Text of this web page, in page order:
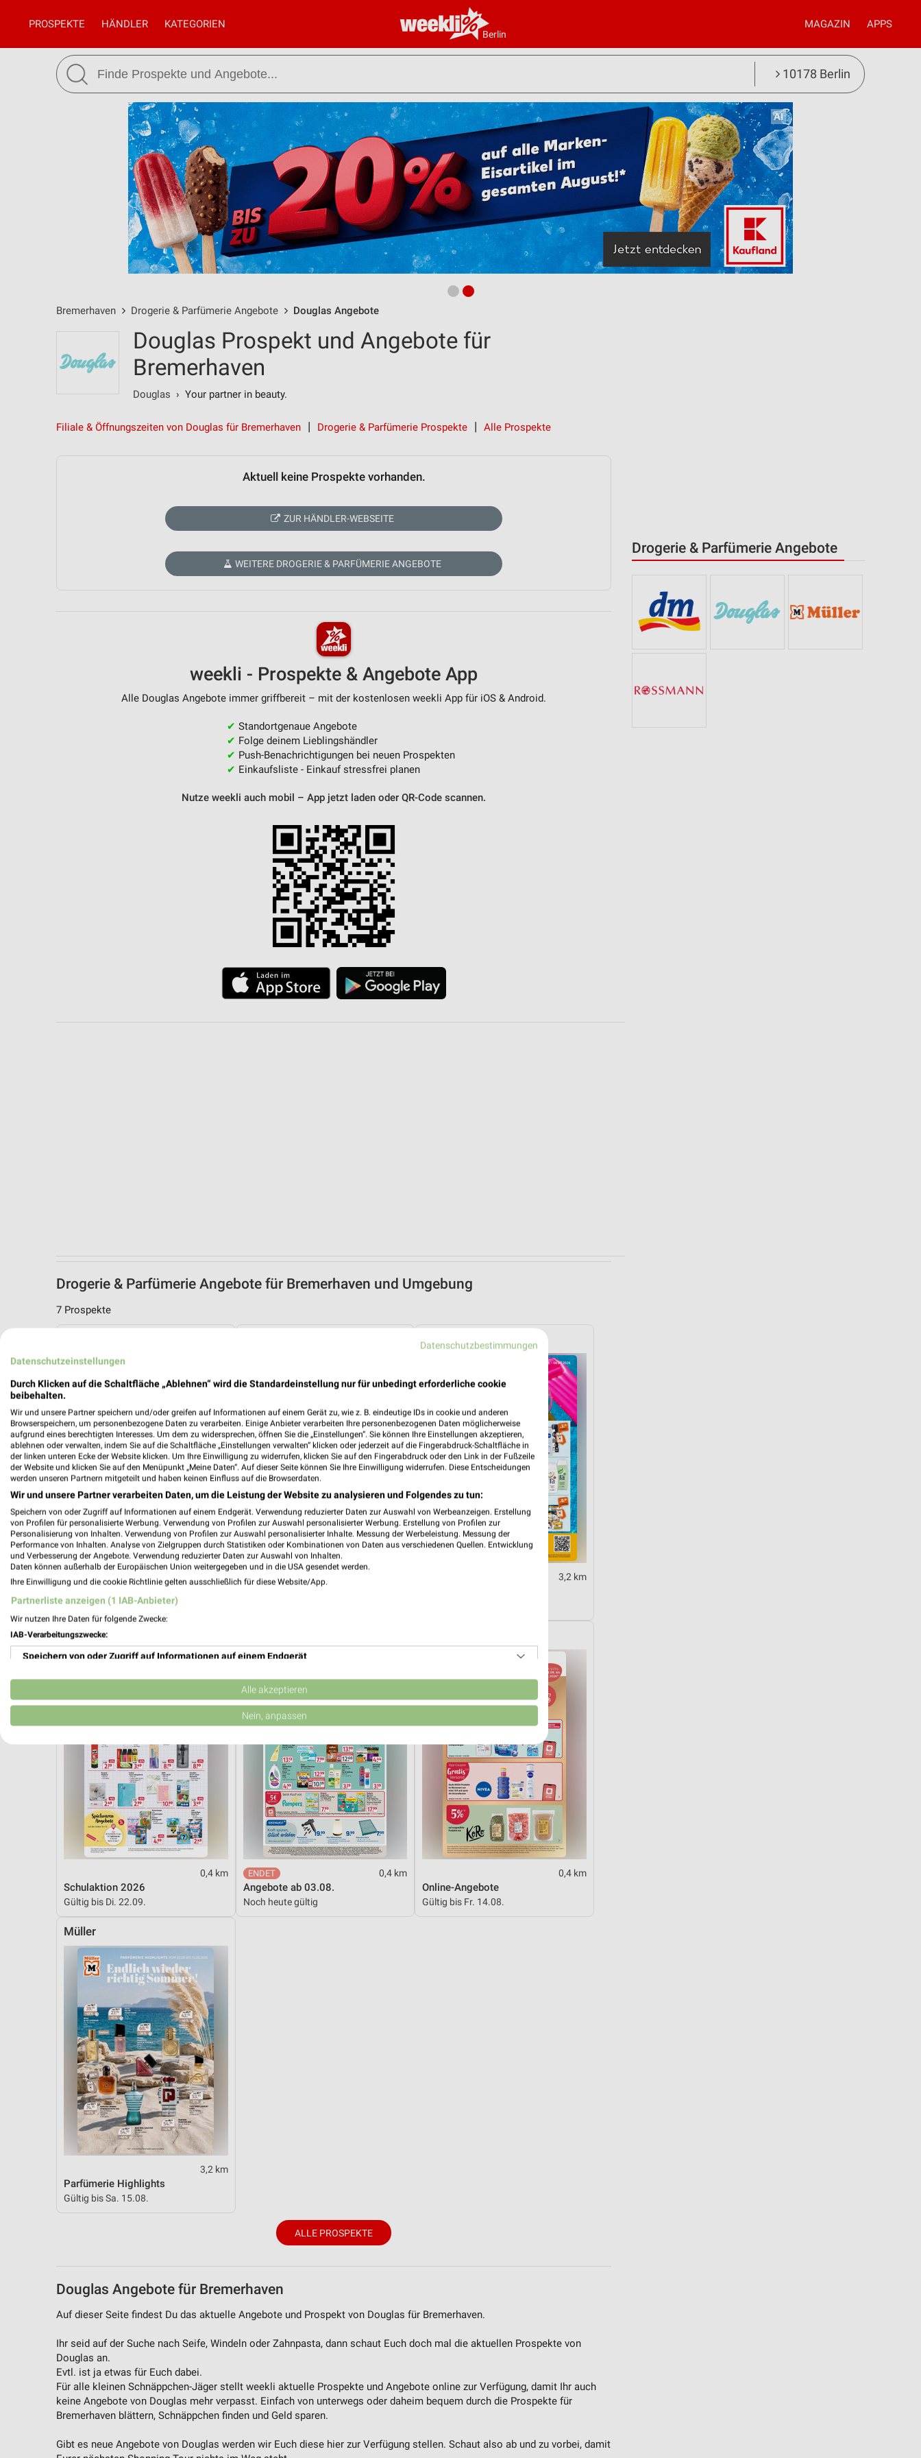
Berlin
PROSPEKTE HÄNDLER KATEGORIEN MAGAZIN APPS
10178 Berlin
Bremerhaven Drogerie & Parfümerie Angebote Douglas Angebote
Drogerie & Parfümerie Angebote
Douglas Prospekt und Angebote für
Bremerhaven
Douglas › Your partner in beauty.
Filiale & Öffnungszeiten von Douglas für Bremerhaven Drogerie & Parfümerie Prospekte Alle Prospekte
Aktuell keine Prospekte vorhanden.
ZUR HÄNDLER-WEBSEITE
WEITERE DROGERIE & PARFÜMERIE ANGEBOTE
weekli - Prospekte & Angebote App
Alle Douglas Angebote immer griffbereit – mit der kostenlosen weekli App für iOS & Android.
✔ Standortgenaue Angebote
✔ Folge deinem Lieblingshändler
✔ Push-Benachrichtigungen bei neuen Prospekten
✔ Einkaufsliste - Einkauf stressfrei planen
Nutze weekli auch mobil – App jetzt laden oder QR-Code scannen.
Drogerie & Parfümerie Angebote für Bremerhaven und Umgebung
7 Prospekte
3,2 km
Gültig bis Mo. 31.08.
Müller
3,2 km
Rossmann
0,4 km
Schulaktion 2026
Gültig bis Di. 22.09.
0,4 km
Angebote ab 03.08.
Noch heute gültig
0,4 km
Online-Angebote
Gültig bis Fr. 14.08.
Müller
3,2 km
Parfümerie Highlights
Gültig bis Sa. 15.08.
ALLE PROSPEKTE
Douglas Angebote für Bremerhaven
Auf dieser Seite findest Du das aktuelle Angebote und Prospekt von Douglas für Bremerhaven.
Ihr seid auf der Suche nach Seife, Windeln oder Zahnpasta, dann schaut Euch doch mal die aktuellen Prospekte von
Douglas an.
Evtl. ist ja etwas für Euch dabei.
Für alle kleinen Schnäppchen-Jäger stellt weekli aktuelle Prospekte und Angebote online zur Verfügung, damit Ihr auch
keine Angebote von Douglas mehr verpasst. Einfach von unterwegs oder daheim bequem durch die Prospekte für
Bremerhaven blättern, Schnäppchen finden und Geld sparen.
Gibt es neue Angebote von Douglas werden wir Euch diese hier zur Verfügung stellen. Schaut also ab und zu vorbei, damit
Datenschutzbestimmungen
Datenschutzeinstellungen
Durch Klicken auf die Schaltfläche „Ablehnen“ wird die Standardeinstellung nur für unbedingt erforderliche cookie
beibehalten.
Wir und unsere Partner speichern und/oder greifen auf Informationen auf einem Gerät zu, wie z. B. eindeutige IDs in cookie und anderen
Browserspeichern, um personenbezogene Daten zu verarbeiten. Einige Anbieter verarbeiten Ihre personenbezogenen Daten möglicherweise
aufgrund eines berechtigten Interesses. Um dem zu widersprechen, öffnen Sie die „Einstellungen“. Sie können Ihre Einstellungen akzeptieren,
ablehnen oder verwalten, indem Sie auf die Schaltfläche „Einstellungen verwalten“ klicken oder jederzeit auf die Fingerabdruck-Schaltfläche in
der linken unteren Ecke der Website klicken. Um Ihre Einwilligung zu widerrufen, klicken Sie auf den Fingerabdruck oder den Link in der Fußzeile
der Website und klicken Sie auf den Menüpunkt „Meine Daten“. Auf dieser Seite können Sie Ihre Einwilligung widerrufen. Diese Entscheidungen
werden unseren Partnern mitgeteilt und haben keinen Einfluss auf die Browserdaten.
Wir und unsere Partner verarbeiten Daten, um die Leistung der Website zu analysieren und Folgendes zu tun:
Speichern von oder Zugriff auf Informationen auf einem Endgerät. Verwendung reduzierter Daten zur Auswahl von Werbeanzeigen. Erstellung
von Profilen für personalisierte Werbung. Verwendung von Profilen zur Auswahl personalisierter Werbung. Erstellung von Profilen zur
Personalisierung von Inhalten. Verwendung von Profilen zur Auswahl personalisierter Inhalte. Messung der Werbeleistung. Messung der
Performance von Inhalten. Analyse von Zielgruppen durch Statistiken oder Kombinationen von Daten aus verschiedenen Quellen. Entwicklung
und Verbesserung der Angebote. Verwendung reduzierter Daten zur Auswahl von Inhalten.
Daten können außerhalb der Europäischen Union weitergegeben und in die USA gesendet werden.
Ihre Einwilligung und die cookie Richtlinie gelten ausschließlich für diese Website/App.
Partnerliste anzeigen (1 IAB-Anbieter)
Wir nutzen Ihre Daten für folgende Zwecke:
IAB-Verarbeitungszwecke:
Speichern von oder Zugriff auf Informationen auf einem Endgerät
Verwendung reduzierter Daten zur Auswahl von Werbeanzeigen
Erstellung von Profilen für personalisierte Werbung
Erstellung von Profilen zur Personalisierung von Inhalten
Verwendung von Profilen zur Auswahl personalisierter Inhalte
Messung der Werbeleistung
Messung der Performance von Inhalten
Analyse von Zielgruppen durch Statistiken oder Kombinationen von Daten aus verschiedenen
Verwendung reduzierter Daten zur Auswahl von Inhalten
IAB-Besonderheiten:
Verwendung genauer Standortdaten
Geräte anhand von aktiv angeforderten Informationen identifizieren
Nicht-IAB-Verarbeitungszwecke:
Performance
Alle akzeptieren
Nein, anpassen